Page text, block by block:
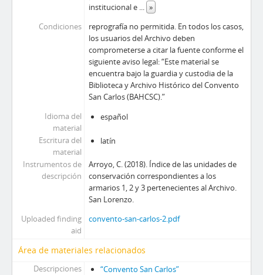
institucional e ... »
Condiciones
reprografía no permitida. En todos los casos,
los usuarios del Archivo deben
comprometerse a citar la fuente conforme el
siguiente aviso legal: “Este material se
encuentra bajo la guardia y custodia de la
Biblioteca y Archivo Histórico del Convento
San Carlos (BAHCSC).”
Idioma del
material
español
Escritura del
material
latín
Instrumentos de
descripción
Arroyo, C. (2018). Índice de las unidades de
conservación correspondientes a los
armarios 1, 2 y 3 pertenecientes al Archivo.
San Lorenzo.
Uploaded finding
aid
convento-san-carlos-2.pdf
Área de materiales relacionados
Descripciones
“Convento San Carlos”